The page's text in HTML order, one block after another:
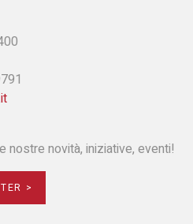
nostre novità, iniziative, eventi!
>